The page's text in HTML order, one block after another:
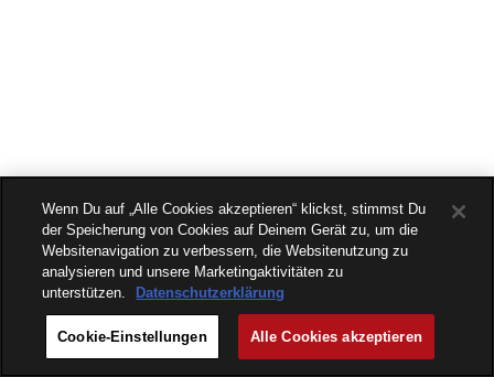
Wenn Du auf „Alle Cookies akzeptieren“ klickst, stimmst Du
der Speicherung von Cookies auf Deinem Gerät zu, um die
Websitenavigation zu verbessern, die Websitenutzung zu
analysieren und unsere Marketingaktivitäten zu
unterstützen.
Datenschutzerklärung
Cookie-Einstellungen Alle Cookies akzeptieren